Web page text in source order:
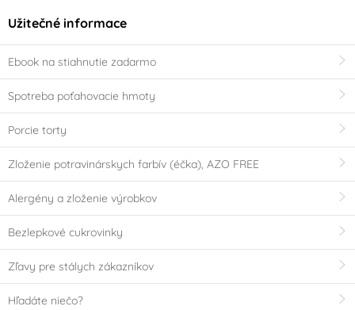
Užitečné informace
Ebook na stiahnutie zadarmo
Spotreba poťahovacie hmoty
Porcie torty
Zloženie potravinárskych farbív (éčka), AZO FREE
Alergény a zloženie výrobkov
Bezlepkové cukrovinky
Zľavy pre stálych zákazníkov
Hľadáte niečo?